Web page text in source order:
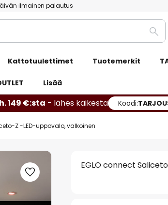
ilmainen palautus
Etsi
Kattotuulettimet Tuotemerkit
Lisää
149 €:sta - lähes kaikesta Koodi:
Z -LED-uppovalo, valkoinen
EGLO connect